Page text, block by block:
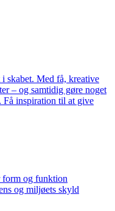
skabet. Med få, kreative
– og samtidig gøre noget
Få inspiration til at give
form og funktion
og miljøets skyld